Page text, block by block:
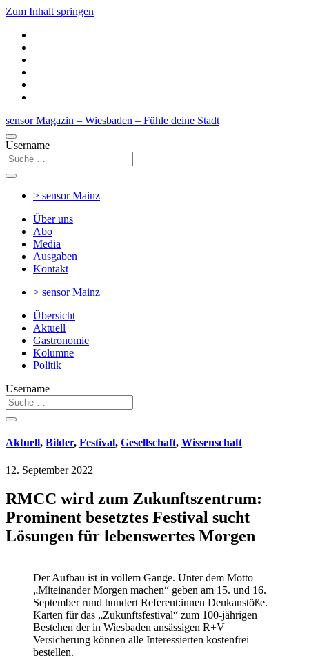
Zum Inhalt springen
sensor Magazin – Wiesbaden – Fühle deine Stadt
Username
> sensorMainz
Über uns
Abo
Media
Ausgaben
Kontakt
> sensorMainz
Übersicht
Aktuell
Gastronomie
Kolumne
Politik
Username
Aktuell, Bilder, Festival, Gesellschaft, Wissenschaft
12. September 2022 |
RMCC wird zum Zukunftszentrum:
Prominent besetztes Festival sucht
Lösungen für lebenswertes Morgen
Der Aufbau ist in vollem Gange. Unter dem Motto
„Miteinander Morgen machen“ geben am 15. und 16.
September rund hundert Referent:innen Denkanstöße.
Karten für das „Zukunftsfestival“ zum 100-jährigen
Bestehen der in Wiesbaden ansässigen R+V
Versicherung können alle Interessierten kostenfrei
bestellen.